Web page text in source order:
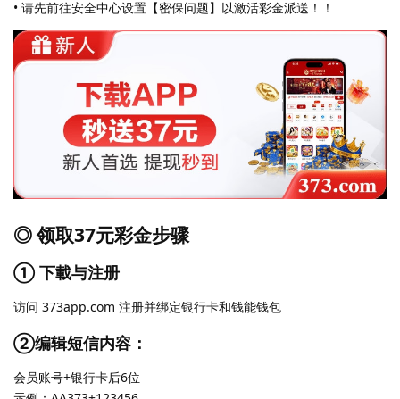
• 请先前往安全中心设置【密保问题】以激活彩金派送！！
◎ 领取37元彩金步骤
① 下載与注册
访问 373app.com 注册并绑定银行卡和钱能钱包
②编辑短信内容：
会员账号+银行卡后6位